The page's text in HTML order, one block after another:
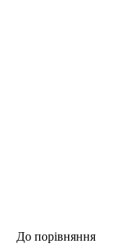
До порівняння